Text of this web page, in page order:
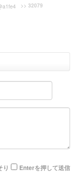
>> 32079
り Enterを押して送信